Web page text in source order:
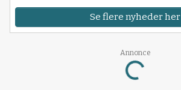
Se flere nyheder her
Annonce
Loading...